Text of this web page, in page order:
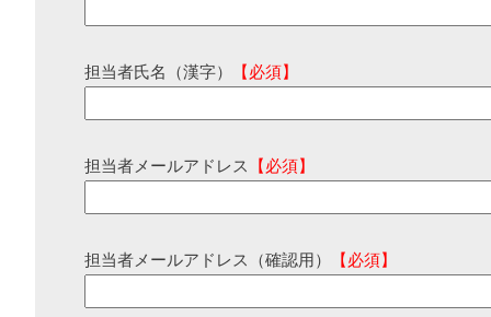
担当者氏名（漢字） 【必須】
担当者メールアドレス 【必須】
担当者メールアドレス（確認用） 【必須】